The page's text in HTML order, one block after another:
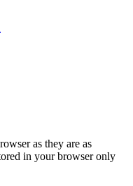
as they are as
in your browser only